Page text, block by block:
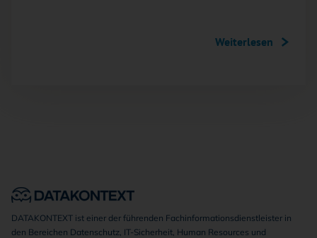
Weiterlesen
DATAKONTEXT ist einer der führenden Fachinformationsdienstleister in
den Bereichen Datenschutz, IT-Sicherheit, Human Resources und